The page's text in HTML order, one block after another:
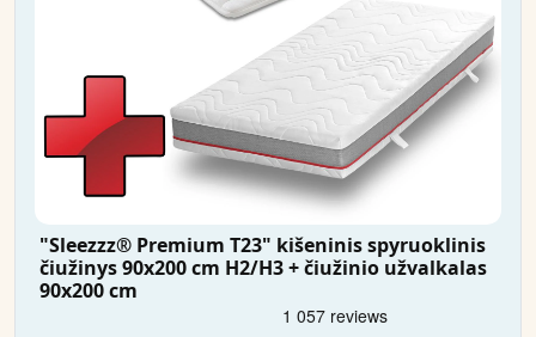
"Sleezzz® Premium T23" kišeninis spyruoklinis
čiužinys 90x200 cm H2/H3 + čiužinio užvalkalas
90x200 cm